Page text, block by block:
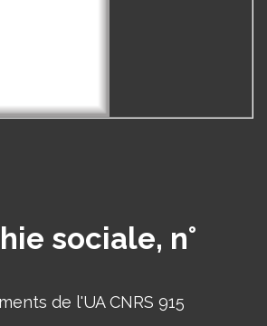
sociale, n°
de l'UA CNRS 915